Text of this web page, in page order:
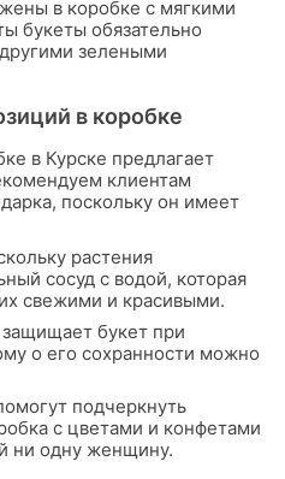
в коробке с мягкими
букеты обязательно
зелеными
в коробке
в Курске предлагает
клиентам
поскольку он имеет
растения
сосуд с водой, которая
свежими и красивыми.
защищает букет при
о его сохранности можно
подчеркнуть
с цветами и конфетами
ни одну женщину.